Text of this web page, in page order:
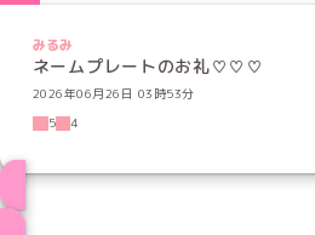
みるみ
ネームプレートのお礼♡♡♡
2026年06月26日 03時53分
5
4